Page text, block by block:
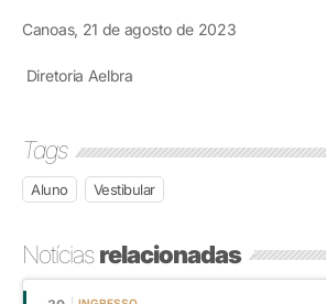
Canoas, 21 de agosto de 2023
Diretoria Aelbra
Tags
Aluno Vestibular
Notíciasrelacionadas